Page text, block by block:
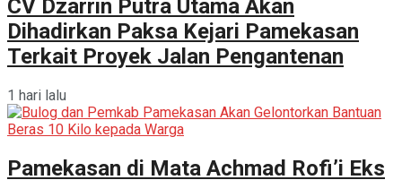
CV Dzarrin Putra Utama Akan
Dihadirkan Paksa Kejari Pamekasan
Terkait Proyek Jalan Pengantenan
1 hari lalu
Pamekasan di Mata Achmad Rofi’i Eks